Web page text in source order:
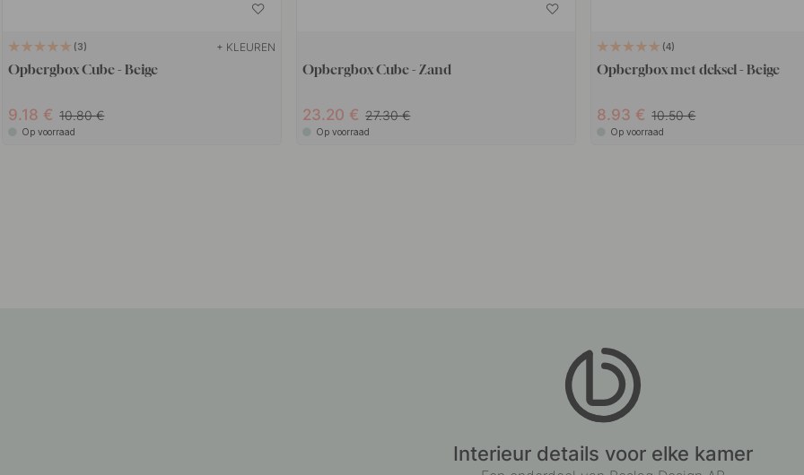
3 + KLEUREN
Opbergbox Cube - Beige
9.18 10.80
Op voorraad
Opbergbox Cube - Zand
23.20 27.30
Op voorraad
4
Opbergbox met deksel - Beige
8.93 10.50
Op voorraad
Interieur details voor elke kamer